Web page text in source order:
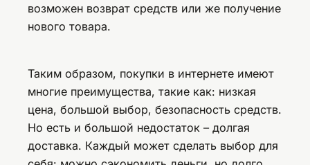
возможен возврат средств или же получение
нового товара.
Таким образом, покупки в интернете имеют
многие преимущества, такие как: низкая
цена, большой выбор, безопасность средств.
Но есть и большой недостаток – долгая
доставка. Каждый может сделать выбор для